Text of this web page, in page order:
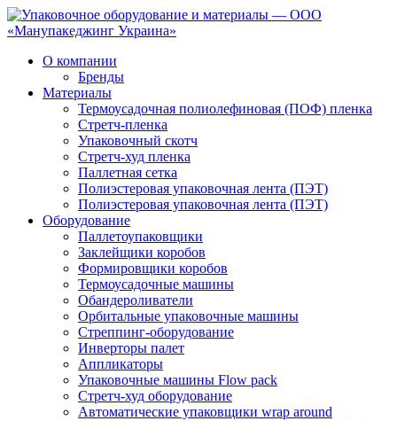
О компании
Бренды
Материалы
Термоусадочная полиолефиновая (ПОФ) пленка
Стретч-пленка
Упаковочный скотч
Стретч-худ пленка
Паллетная сетка
Полиэстеровая упаковочная лента (ПЭТ)
Полиэстеровая упаковочная лента (ПЭТ)
Оборудование
Паллетоупаковщики
Заклейщики коробов
Формировщики коробов
Термоусадочные машины
Обандероливатели
Орбитальные упаковочные машины
Стреппинг-оборудование
Инверторы палет
Аппликаторы
Упаковочные машины Flow pack
Стретч-худ оборудование
Автоматические упаковщики wrap around